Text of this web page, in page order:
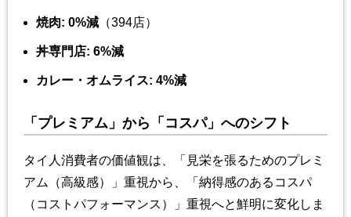
焼肉: 0%減 （394店）
丼専門店: 6%減
カレー・オムライス: 4%減
「プレミアム」から「コスパ」へのシフト
タイ人消費者の価値観は、「見栄を張るためのプレミ
アム（高級感）」重視から、「納得感のあるコスパ
（コストパフォーマンス）」重視へと鮮明に変化しま